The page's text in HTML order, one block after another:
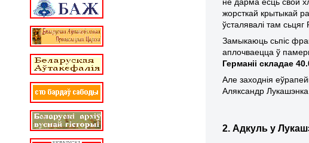
жорсткай крытыкай
ўсталявалі там
Замыкаюць сьпіс
аплочваецца ў
Германіі складае
Але заходнія
Аляксандр
2. Адкуль у